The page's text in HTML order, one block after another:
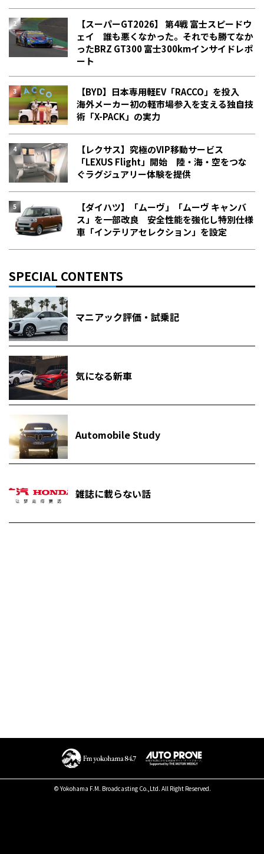
【スーパーGT2026】 第4戦 富士スピードウ
ェイ 誰も悪くなかった。それでも勝てなか
った――BRZ GT300 富士300kmインサイドレポ
ート
【BYD】日本専用軽EV「RACCO」を投入
海外メーカー初の軽市場参入を支える独自技
術「X-PACK」の実力
【レクサス】究極のVIP移動サービス
「LEXUS Flight」開始 陸・海・空をつな
ぐラグジュアリー体験を提供
【ダイハツ】「ムーヴ」「ムーヴ キャンバ
ス」を一部改良 安全性能を強化し特別仕様
車「インテリアセレクション」を設定
SPECIAL CONTENTS
マニアック評価・試乗記
気になる新車
Automobile Study
雑誌に載らない話
© Yokohama F.M. Broadcasting Co.,Ltd. All Right Reserved.